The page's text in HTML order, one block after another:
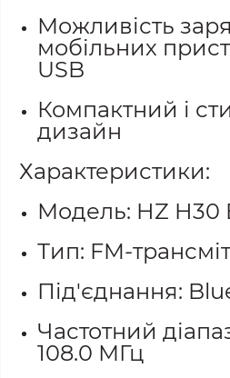
Можливість
мобільних
USB
Компактний і
дизайн
Характеристики:
Модель: HZ H30
Тип: FM-
Під'єднання:
Частотний
108.0 МГц